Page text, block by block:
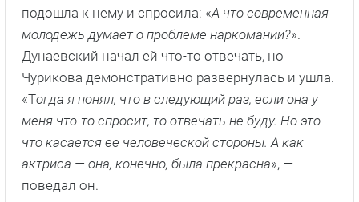
подошла к нему и спросила: «А что современная
молодежь думает о проблеме наркомании?».
Дунаевский начал ей что-то отвечать, но
Чурикова демонстративно развернулась и ушла.
«Тогда я понял, что в следующий раз, если она у
меня что-то спросит, то отвечать не буду. Но это
что касается ее человеческой стороны. А как
актриса — она, конечно, была прекрасна», —
поведал он.